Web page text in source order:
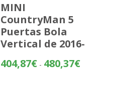
MINI
CountryMan 5
Puertas Bola
Vertical de 2016-
404,87€ - 480,37€Rango